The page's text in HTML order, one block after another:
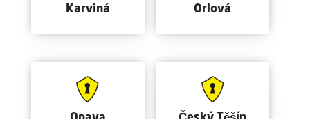
Karviná Orlová